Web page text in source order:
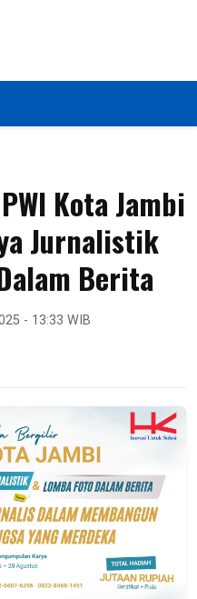
Kota Jambi
Jurnalistik
Berita
- 13:33 WIB